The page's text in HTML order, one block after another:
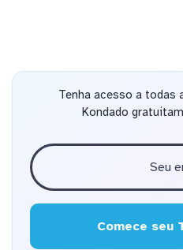
Tenha acesso a todas
Kondado
Comece seu